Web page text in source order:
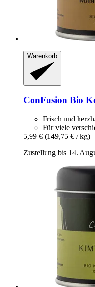
Warenkorb
ConFusion Bio
Frisch und
Für viele
5,99 € (149,75 € / kg)
Zustellung bis 14.